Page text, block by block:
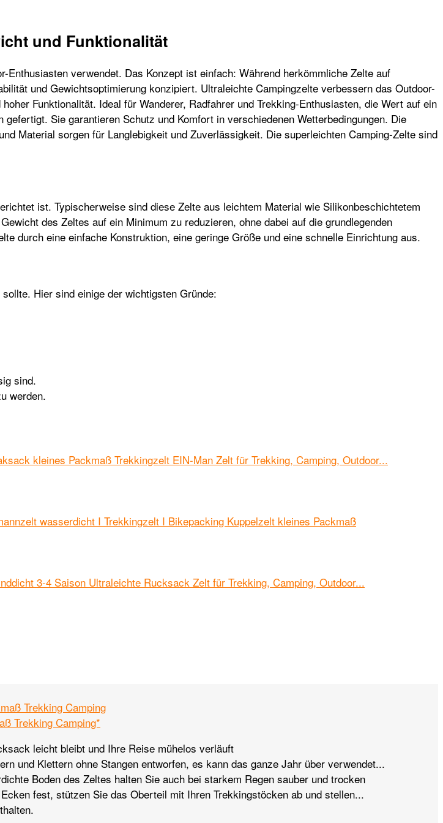
und Funktionalität
verwendet. Das Konzept ist einfach: Während herkömmliche Zelte auf
und Gewichtsoptimierung konzipiert. Ultraleichte Campingzelte verbessern das Outdoor-
Funktionalität. Ideal für Wanderer, Radfahrer und Trekking-Enthusiasten, die Wert auf ein
Sie garantieren Schutz und Komfort in verschiedenen Wetterbedingungen. Die
Material sorgen für Langlebigkeit und Zuverlässigkeit. Die superleichten Camping-Zelte sind
ist. Typischerweise sind diese Zelte aus leichtem Material wie Silikonbeschichtetem
des Zeltes auf ein Minimum zu reduzieren, ohne dabei auf die grundlegenden
durch eine einfache Konstruktion, eine geringe Größe und eine schnelle Einrichtung aus.
Hier sind einige der wichtigsten Gründe:
sind.
werden.
Trekking Camping*
leicht bleibt und Ihre Reise mühelos verläuft
und Klettern ohne Stangen entworfen, es kann das ganze Jahr über verwendet...
Boden des Zeltes halten Sie auch bei starkem Regen sauber und trocken
fest, stützen Sie das Oberteil mit Ihren Trekkingstöcken ab und stellen...